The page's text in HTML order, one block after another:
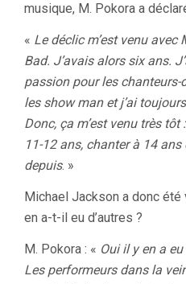
musique, M. Pokora a
« Le déclic m’est venu
Bad. J’avais alors six ans.
passion pour les chanteurs-
les show man et j’ai
Donc, ça m’est venu très
11-12 ans, chanter à 14 ans
depuis. »
Michael Jackson a donc été
en a-t-il eu d’autres ?
M. Pokora : « Oui il y en a
Les performeurs dans la